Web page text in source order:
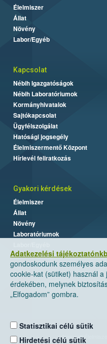
Adatkezelési
gondoskodunk személyes
cookie-kat (sütiket) használ
érdekében, melynek
„Elfogadom” gombra.
Statisztikai célú sütik
Hirdetési célú sütik
Élelmiszer
Állat
Növény
Labor/Egyéb
Kapcsolat
Nébih Igazgatóságok
Nébih Laboratóriumok
Kormányhivatalok
Sajtókapcsolat
Ügyfélszolgálat
Hatósági jogsegély
Élelmiszermentő Központ
Hírlevél feliratkozás
Gyakori kérdések
Élelmiszer
Állat
Növény
Laboratóriumok
Nemzeti